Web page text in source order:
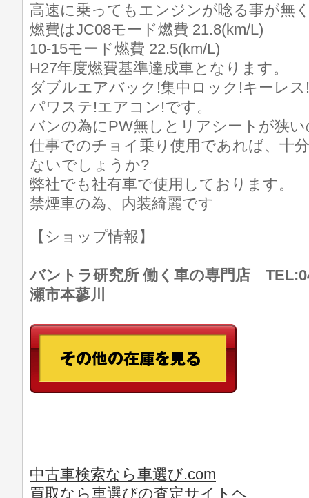
高速に乗ってもエンジンが唸る事が無
燃費はJC08モード燃費 21.8(km/L)
10-15モード燃費 22.5(km/L)
H27年度燃費基準達成車となります。
ダブルエアバック!集中ロック!キーレス!
パワステ!エアコン!です。
バンの為にPW無しとリアシートが狭
仕事でのチョイ乗り使用であれば、十
ないでしょうか?
弊社でも社有車で使用しております。
禁煙車の為、内装綺麗です
【ショップ情報】
バントラ研究所 働く車の専門店
瀬市本蓼川
中古車検索なら車選び.com
買取なら車選びの査定サイトヘ